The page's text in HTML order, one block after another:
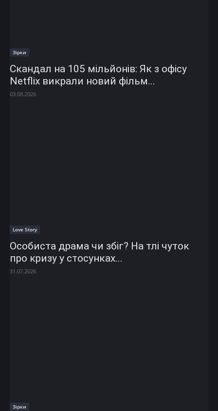
Зірки
Скандал на 105 мільйонів: Як з офісу
Netflix викрали новий фільм...
03.08.2026
Love Story
Особиста драма чи збіг? На тлі чуток
про кризу у стосунках...
31.07.2026
Зірки